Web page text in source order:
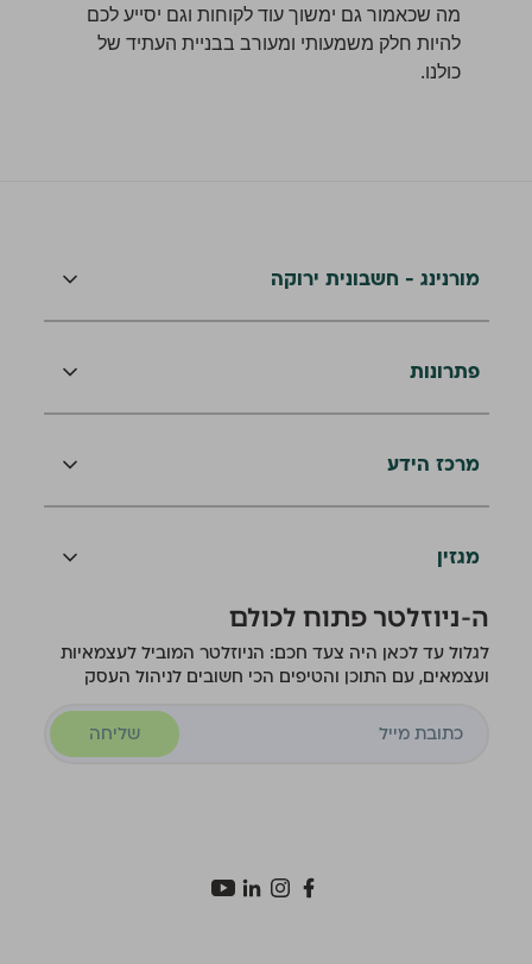
מה שכאמור גם ימשוך עוד לקוחות וגם יסייע לכם
להיות חלק משמעותי ומעורב בבניית העתיד של
כולנו.
מורנינג - חשבונית ירוקה
פתרונות
מרכז הידע
מגזין
ה-ניוזלטר פתוח לכולם
לגלול עד לכאן היה צעד חכם: הניוזלטר המוביל לעצמאיות
ועצמאים, עם התוכן והטיפים הכי חשובים לניהול העסק
שליחה